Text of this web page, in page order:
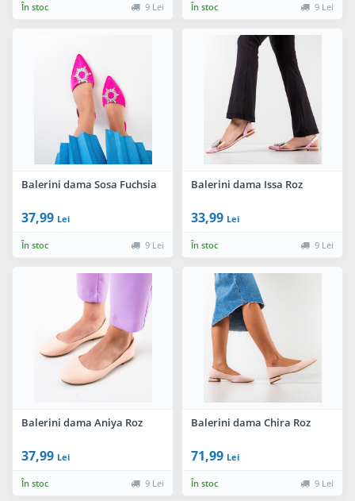
În stoc 9 Lei În stoc 9 Lei
Balerini dama Sosa Fuchsia
37,99 Lei
În stoc 9 Lei
Balerini dama Issa Roz
33,99 Lei
În stoc 9 Lei
Balerini dama Aniya Roz
37,99 Lei
În stoc 9 Lei
Balerini dama Chira Roz
71,99 Lei
În stoc 9 Lei